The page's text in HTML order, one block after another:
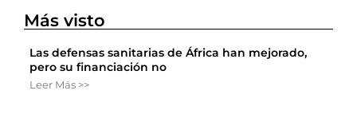
Más visto
Las defensas sanitarias de África han mejorado,
pero su financiación no
Leer Más >>